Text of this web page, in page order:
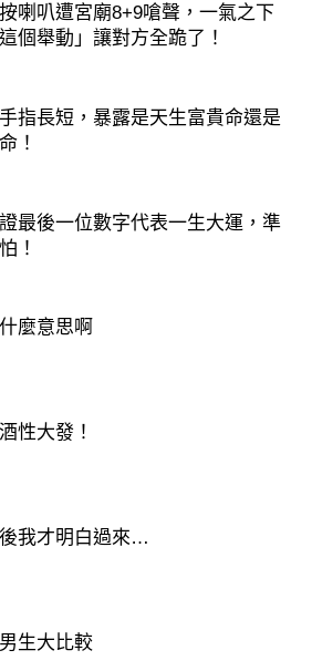
營，很容易從「伴侶
」。
太像也很崩（容易互
女 × 處女、牡羊 × 牡
喇叭遭宮廟8+9嗆聲，一氣之下
個舉動」讓對方全跪了！
指長短，暴露是天生富貴命還是
！
最後一位數字代表一生大運，準
！
麼意思啊
性大發！
我才明白過來…
生大比較